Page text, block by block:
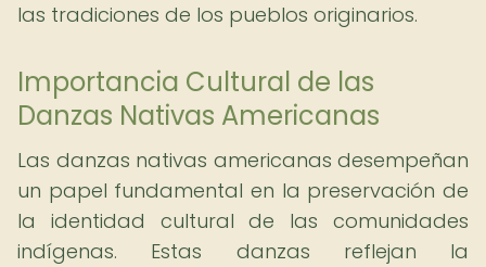
las tradiciones de los pueblos originarios.
Importancia Cultural de las
Danzas Nativas Americanas
Las danzas nativas americanas desempeñan
un papel fundamental en la preservación de
la identidad cultural de las comunidades
indígenas. Estas danzas reflejan la